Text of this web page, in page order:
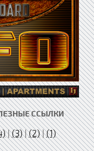
ССЫЛКИ
|(3)|(2)|(1)